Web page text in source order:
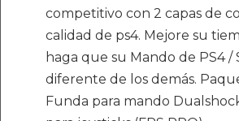
competitivo con 2 capas de
calidad de ps4. Mejore su
haga que su Mando de PS4 /
diferente de los demás.
Funda para mando